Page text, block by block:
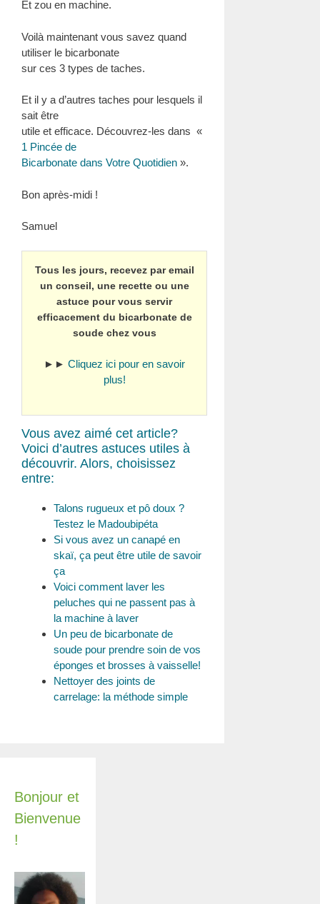
Et zou en machine.
Voilà maintenant vous savez quand
utiliser le bicarbonate
sur ces 3 types de taches.
Et il y a d’autres taches pour lesquels il
sait être
utile et efficace. Découvrez-les dans «
1 Pincée de
Bicarbonate dans Votre Quotidien ».
Bon après-midi !
Samuel
Tous les jours, recevez par email
un conseil, une recette ou une
astuce pour vous servir
efficacement du bicarbonate de
soude chez vous
►►Cliquez ici pour en savoir
plus!
Vous avez aimé cet article?
Voici d’autres astuces utiles à
découvrir. Alors, choisissez
entre:
Talons rugueux et pô doux ?
Testez le Madoubipéta
Si vous avez un canapé en
skaï, ça peut être utile de savoir
ça
Voici comment laver les
peluches qui ne passent pas à
la machine à laver
Un peu de bicarbonate de
soude pour prendre soin de vos
éponges et brosses à vaisselle!
Nettoyer des joints de
carrelage: la méthode simple
Bonjour et
Bienvenue
!